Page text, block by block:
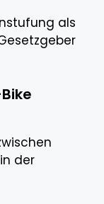
als
der